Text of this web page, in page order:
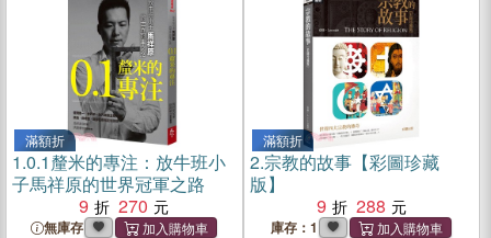
滿額折
1.0.1釐米的專注：放牛班小
子馬祥原的世界冠軍之路
9
270
無庫存
滿額折
2.宗教的故事【彩圖珍藏
版】
9
288
庫存：1